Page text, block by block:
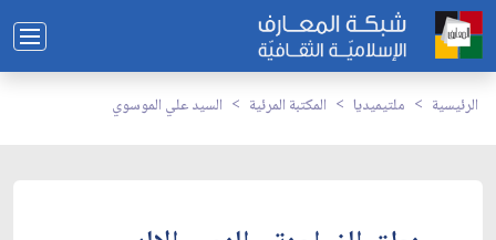
الرئيسية ملتيميديا المكتبة المرئية السيد علي الموسوي